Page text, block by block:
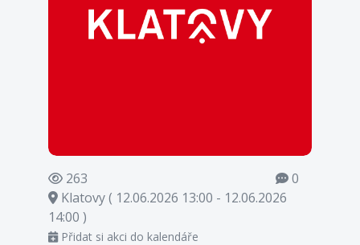
263
0
Klatovy ( 12.06.2026 13:00 - 12.06.2026
14:00 )
Přidat si akci do kalendáře